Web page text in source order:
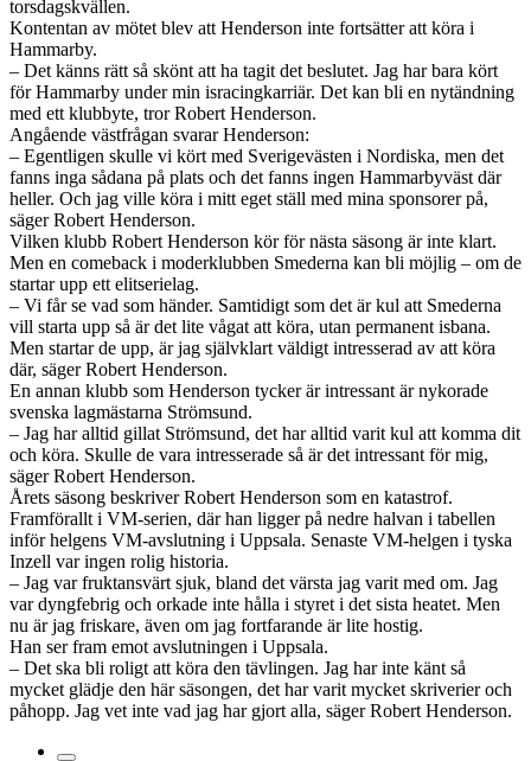
torsdagskvällen.
Kontentan av mötet blev att Henderson inte fortsätter att köra i
Hammarby.
– Det känns rätt så skönt att ha tagit det beslutet. Jag har bara kört
för Hammarby under min isracingkarriär. Det kan bli en nytändning
med ett klubbyte, tror Robert Henderson.
Angående västfrågan svarar Henderson:
– Egentligen skulle vi kört med Sverigevästen i Nordiska, men det
fanns inga sådana på plats och det fanns ingen Hammarbyväst där
heller. Och jag ville köra i mitt eget ställ med mina sponsorer på,
säger Robert Henderson.
Vilken klubb Robert Henderson kör för nästa säsong är inte klart.
Men en comeback i moderklubben Smederna kan bli möjlig – om de
startar upp ett elitserielag.
– Vi får se vad som händer. Samtidigt som det är kul att Smederna
vill starta upp så är det lite vågat att köra, utan permanent isbana.
Men startar de upp, är jag självklart väldigt intresserad av att köra
där, säger Robert Henderson.
En annan klubb som Henderson tycker är intressant är nykorade
svenska lagmästarna Strömsund.
– Jag har alltid gillat Strömsund, det har alltid varit kul att komma dit
och köra. Skulle de vara intresserade så är det intressant för mig,
säger Robert Henderson.
Årets säsong beskriver Robert Henderson som en katastrof.
Framförallt i VM-serien, där han ligger på nedre halvan i tabellen
inför helgens VM-avslutning i Uppsala. Senaste VM-helgen i tyska
Inzell var ingen rolig historia.
– Jag var fruktansvärt sjuk, bland det värsta jag varit med om. Jag
var dyngfebrig och orkade inte hålla i styret i det sista heatet. Men
nu är jag friskare, även om jag fortfarande är lite hostig.
Han ser fram emot avslutningen i Uppsala.
– Det ska bli roligt att köra den tävlingen. Jag har inte känt så
mycket glädje den här säsongen, det har varit mycket skriverier och
påhopp. Jag vet inte vad jag har gjort alla, säger Robert Henderson.